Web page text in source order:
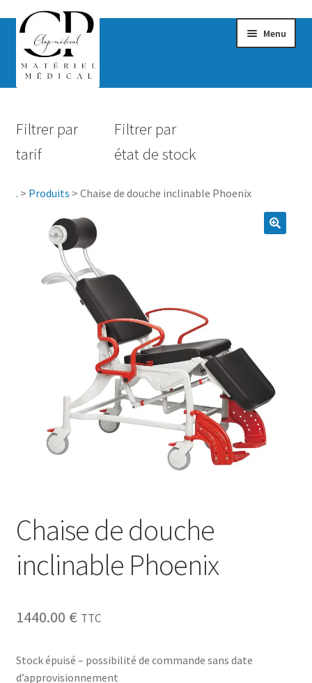
Menu
Hygiène
Maternité
Accessoires Salle de bain
Vêtements & Chaussures
0.00 €
Filtrer par
tarif
Filtrer par
état de stock
. > Produits > Chaise de douche inclinable Phoenix
Chaise de douche
inclinable Phoenix
1440.00 € TTC
Stock épuisé – possibilité de commande sans date
d’approvisionnement